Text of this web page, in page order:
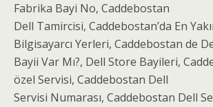
Fabrika Bayi No, Caddebostan
Dell Tamircisi, Caddebostan’da En
Bilgisayarcı Yerleri, Caddebostan de
Bayii Var Mı?, Dell Store Bayileri,
özel Servisi, Caddebostan Dell
Servisi Numarası, Caddebostan Dell